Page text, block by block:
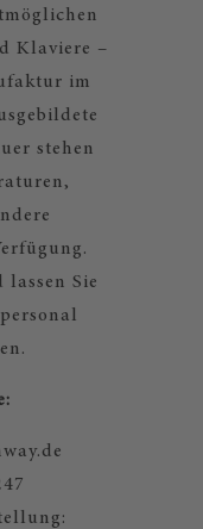
Klaviere –
im
stehen
Sie